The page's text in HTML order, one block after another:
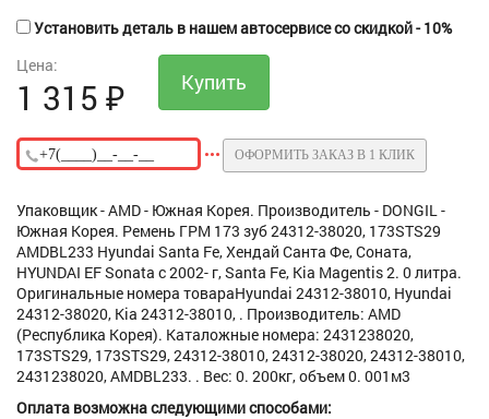
Установить деталь в нашем автосервисе со скидкой - 10%
Цена:
1 315 ₽
ОФОРМИТЬ ЗАКАЗ В 1 КЛИК
Упаковщик - AMD - Южная Корея. Производитель - DONGIL -
Южная Корея. Ремень ГРМ 173 зуб 24312-38020, 173STS29
AMDBL233 Hyundai Santa Fe, Хендай Санта Фе, Соната,
HYUNDAI EF Sonata с 2002- г, Santa Fe, Kia Magentis 2. 0 литра.
Оригинальные номера товараHyundai 24312-38010, Hyundai
24312-38020, Kia 24312-38010, . Производитель: AMD
(Республика Корея). Каталожные номера: 2431238020,
173STS29, 173STS29, 24312-38010, 24312-38020, 24312-38010,
2431238020, AMDBL233. . Вес: 0. 200кг, объем 0. 001м3
Оплата возможна следующими способами: